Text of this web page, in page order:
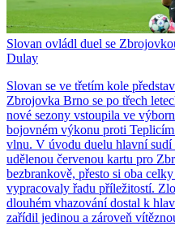
Slovan ovládl duel se
Dulay
Slovan se ve třetím kole
Zbrojovka Brno se po třech
nové sezony vstoupila ve
bojovném výkonu proti
vlnu. V úvodu duelu hlavní sudí
udělenou červenou kartu pro
bezbrankově, přesto si oba
vypracovaly řadu příležitostí.
dlouhém vhazování dostal k
zařídil jedinou a zároveň